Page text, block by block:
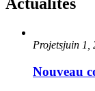
Actualités
Projetsjuin 1,
Nouveau